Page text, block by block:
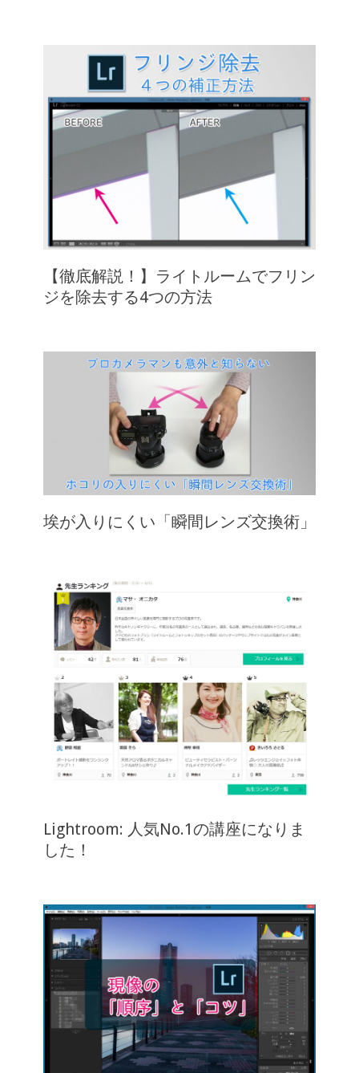
【徹底解説！】ライトルームでフリン
ジを除去する4つの方法
埃が入りにくい「瞬間レンズ交換術」
Lightroom: 人気No.1の講座になりま
した！